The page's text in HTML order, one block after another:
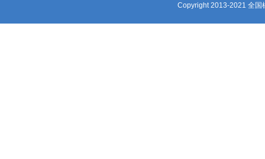
Copyright 2013-2021 全国